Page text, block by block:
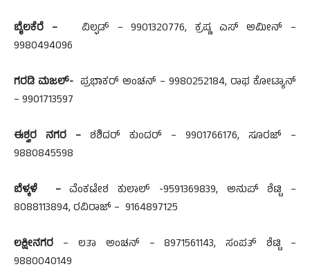
ಬೈಲಕೆರೆ –ವಿಲ್ಫಡ್ – 9901320776, ಕ್ರಷ್ಣ ಎಸ್ ಅಮೀನ್ –
9980494096
ಗರಡಿ ಮಜಲ್- ಪ್ರಭಾಕರ್ ಅಂಚನ್ – 9980252184, ರಾಘ ಕೋಟ್ಯಾನ್
– 9901713597
ಈಶ್ವರ ನಗರ – ಶಶಿದರ್ ಕುಂದರ್ – 9901766176, ಸೂರಜ್ –
9880845598
ಬೆಳ್ಕಳೆ –ವೆಂಕಟೇಶ ಕುಲಾಲ್ -9591369839, ಅನುಪ್ ಶೆಟ್ಟಿ –
8088113894, ರವಿರಾಜ್ – 9164897125
ಲಕ್ಷೀನಗರ – ಲತಾ ಅಂಚನ್ – 8971561143, ಸಂಪತ್ ಶೆಟ್ಟಿ –
9880040149